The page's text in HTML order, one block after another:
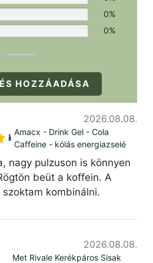
0%
0%
HOZZÁADÁSA
2026.08.08.
Amacx - Drink Gel - Cola
Caffeine - kólás energiazselé
nagy pulzuson is könnyen
beüt a koffein. A
kombinálni.
2026.08.08.
Met Rivale Kerékpáros Sisak